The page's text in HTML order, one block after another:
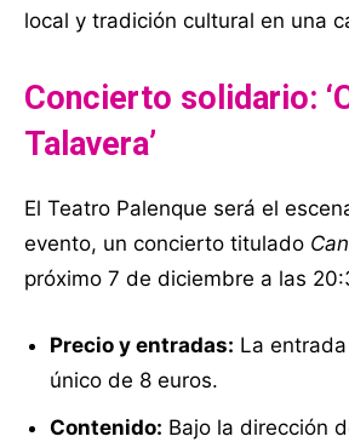
local y tradición cultural en una
Concierto solidario:
Talavera’
El Teatro Palenque será el
evento, un concierto titulado
próximo 7 de diciembre a las
Precio y entradas: La
único de 8 euros.
Contenido: Bajo la dirección